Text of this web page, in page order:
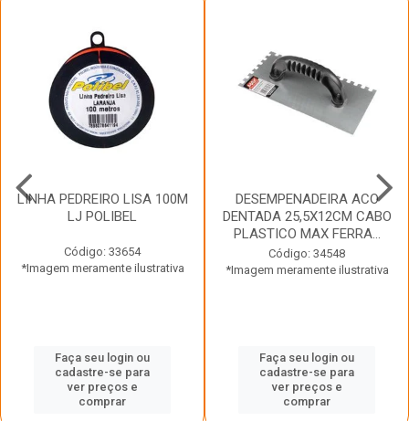
LINHA PEDREIRO LISA 100M
LJ POLIBEL
Código: 33654
*Imagem meramente ilustrativa
Faça seu login ou
cadastre-se para
ver preços e
comprar
DESEMPENADEIRA ACO
DENTADA 25,5X12CM CABO
PLASTICO MAX FERRA...
Código: 34548
*Imagem meramente ilustrativa
Faça seu login ou
cadastre-se para
ver preços e
comprar